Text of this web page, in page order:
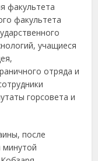
факультета
факультета
учащиеся
отряда и
горсовета и
после
минутой